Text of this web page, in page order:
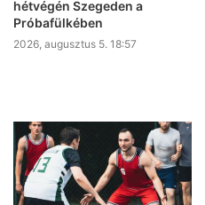
hétvégén Szegeden a
Próbafülkében
2026, augusztus 5. 18:57